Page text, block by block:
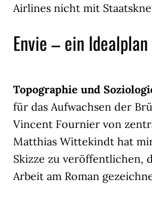
Airlines nicht mit
Envie – ein Idealplan
Topographie und
für das Aufwachsen der
Vincent Fournier von
Matthias Wittekindt hat
Skizze zu veröffentlichen,
Arbeit am Roman